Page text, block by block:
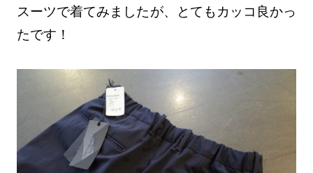
スーツで着てみましたが、とてもカッコ良かっ
たです！